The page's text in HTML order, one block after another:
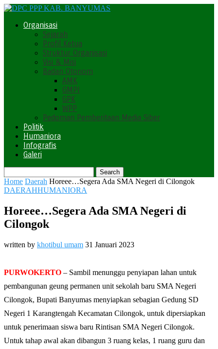
Organisasi
Sejarah
Profil Ketua
Struktur Organisasi
Visi & Misi
Badan Otonom
AMK
GMPI
GPK
WPP
Pedoman Pemberitaan Media Siber
Politik
Humaniora
Infografis
Galeri
Home Daerah Horeee…Segera Ada SMA Negeri di Cilongok
DAERAHHUMANIORA
Horeee…Segera Ada SMA Negeri di
Cilongok
written by khotibul umam 31 Januari 2023
PURWOKERTO – Sambil menunggu penyiapan lahan untuk
pembangunan geung permanen unit sekolah baru SMA Negeri
Cilongok, Bupati Banyumas menyiapkan sebagian Gedung SD
Negeri 1 Karangtengah Kecamatan Cilongok, untuk dipersiapkan
untuk penerimaan siswa baru Rintisan SMA Negeri Cilongok.
Untuk tahap awal akan dibangun 3 ruang kelas, 1 ruang guru dan